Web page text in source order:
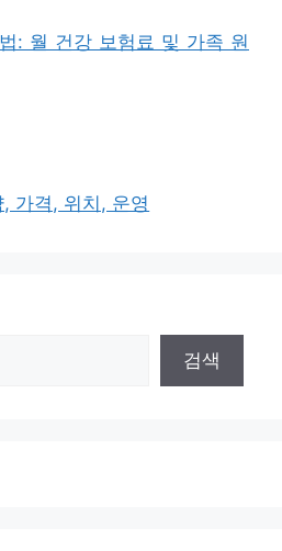
: 월 건강 보험료 및 가족 원
가격, 위치, 운영
검색